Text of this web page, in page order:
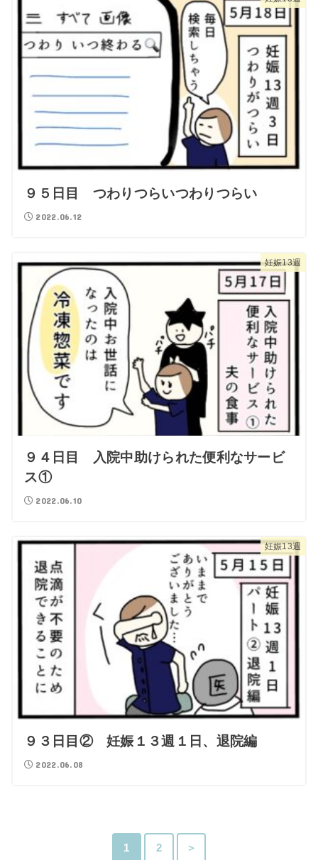
９５日目 つわりつらいつわりつらい
2022.06.12
妊娠13週
９４日目 入院中助けられた便利なサービ
ス①
2022.06.10
妊娠13週
９３日目② 妊娠１３週１日、退院編
2022.06.08
1 2 ＞